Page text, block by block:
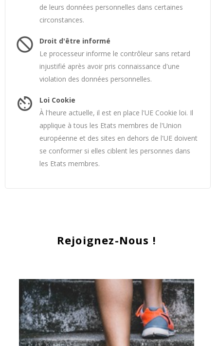
de leurs données personnelles dans certaines
circonstances.
not_interested
Droit d'être informé
Le processeur informe le contrôleur sans retard
injustifié après avoir pris connaissance d'une
violation des données personnelles.
av_timer
Loi Cookie
À l'heure actuelle, il est en place l'UE Cookie loi. Il
applique à tous les Etats membres de l'Union
européenne et des sites en dehors de l'UE doivent
se conformer si elles ciblent les personnes dans
les Etats membres.
Rejoignez-Nous !